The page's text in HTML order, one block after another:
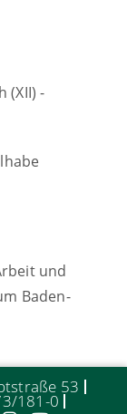
(XII) -
und
Baden-
53
181-0